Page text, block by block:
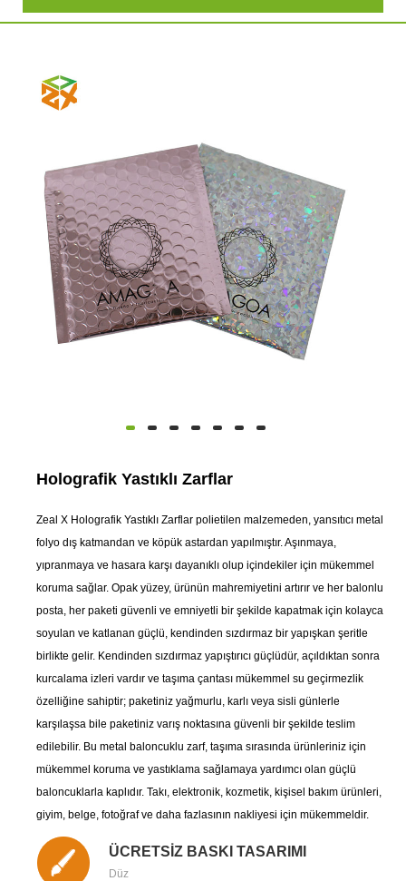
Holografik Yastıklı Zarflar
Zeal X Holografik Yastıklı Zarflar polietilen malzemeden, yansıtıcı metal
folyo dış katmandan ve köpük astardan yapılmıştır. Aşınmaya,
yıpranmaya ve hasara karşı dayanıklı olup içindekiler için mükemmel
koruma sağlar. Opak yüzey, ürünün mahremiyetini artırır ve her balonlu
posta, her paketi güvenli ve emniyetli bir şekilde kapatmak için kolayca
soyulan ve katlanan güçlü, kendinden sızdırmaz bir yapışkan şeritle
birlikte gelir. Kendinden sızdırmaz yapıştırıcı güçlüdür, açıldıktan sonra
kurcalama izleri vardır ve taşıma çantası mükemmel su geçirmezlik
özelliğine sahiptir; paketiniz yağmurlu, karlı veya sisli günlerle
karşılaşsa bile paketiniz varış noktasına güvenli bir şekilde teslim
edilebilir. Bu metal baloncuklu zarf, taşıma sırasında ürünleriniz için
mükemmel koruma ve yastıklama sağlamaya yardımcı olan güçlü
baloncuklarla kaplıdır. Takı, elektronik, kozmetik, kişisel bakım ürünleri,
giyim, belge, fotoğraf ve daha fazlasının nakliyesi için mükemmeldir.
ÜCRETSİZ BASKI TASARIMI
Düz